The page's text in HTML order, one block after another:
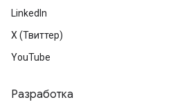
LinkedIn
X (Твиттер)
YouTube
Разработка